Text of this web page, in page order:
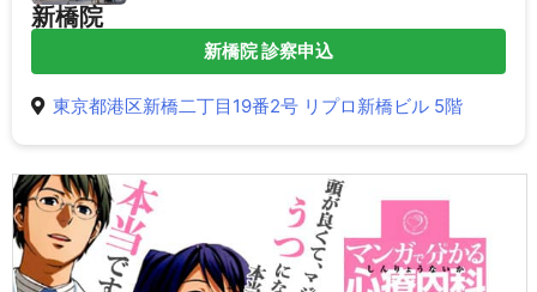
新橋院
新橋院 診察申込
東京都港区新橋二丁目19番2号 リプロ新橋ビル 5階